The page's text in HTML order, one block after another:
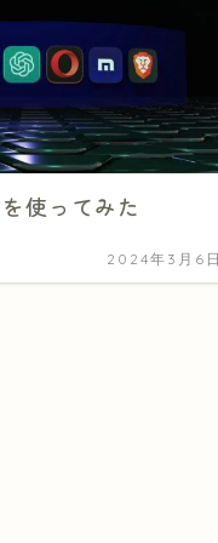
使ってみた
2024年3月6